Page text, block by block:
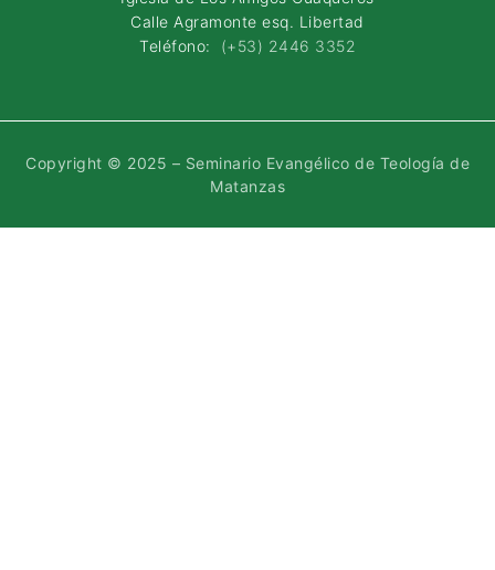
Calle Agramonte esq. Libertad
Teléfono: (+53) 2446 3352
Copyright © 2025 – Seminario Evangélico de Teología de
Matanzas